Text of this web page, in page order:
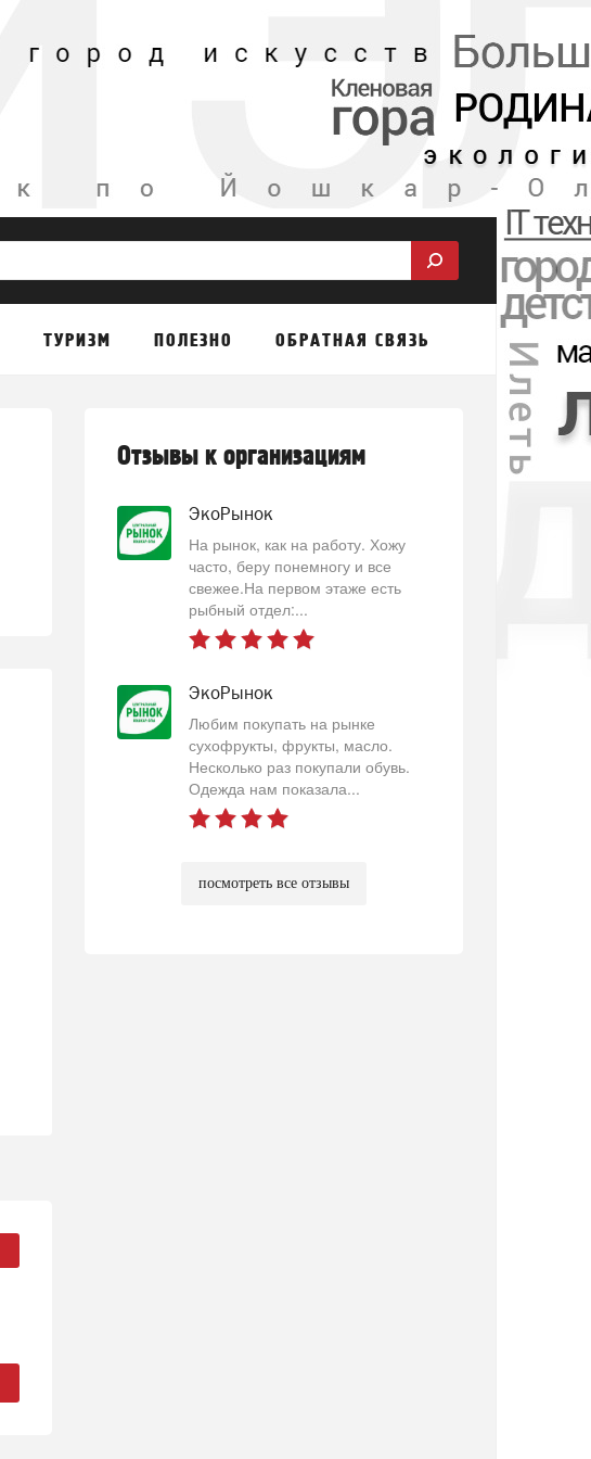
ТУРИЗМ ПОЛЕЗНО ОБРАТНАЯ СВЯЗЬ
Отзывы к организациям
ЭкоРынок
На рынок, как на работу. Хожу
часто, беру понемногу и все
свежее.На первом этаже есть
рыбный отдел:...
ЭкоРынок
Любим покупать на рынке
сухофрукты, фрукты, масло.
Несколько раз покупали обувь.
Одежда нам показала...
посмотреть все отзывы